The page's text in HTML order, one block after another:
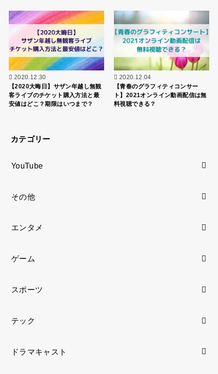
2020.12.30
【2020大晦日】サザン年越し無観
客ライブのチケット購入方法と最
安値はどこ？期限はいつまで？
2020.12.04
【青春のグラフィティコンサー
ト】2021オンライン動画配信は無
料視聴できる？
カテゴリー
YouTube
その他
エンタメ
ゲーム
スポーツ
テック
ドラマキャスト